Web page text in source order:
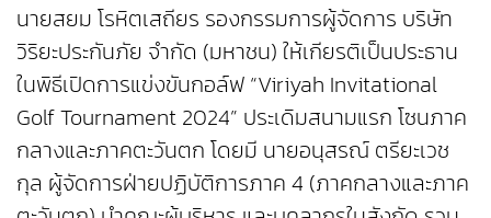
นายสยม โรหิตเสถียร รองกรรมการผู้จัดการ บริษัท
วิริยะประกันภัย จำกัด (มหาชน) ให้เกียรติเป็นประธาน
ในพิธีเปิดการแข่งขันกอล์ฟ “Viriyah Invitational
Golf Tournament 2024” ประเดิมสนามแรก โซนภาค
กลางและภาคตะวันตก โดยมี นายอนุสรณ์ ตรียะเวช
กุล ผู้จัดการฝ่ายปฏิบัติการภาค 4 (ภาคกลางและภาค